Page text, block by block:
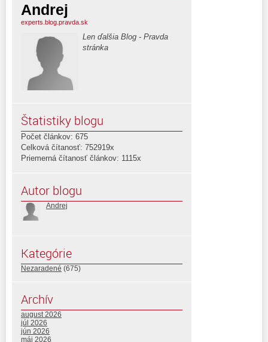
Andrej
experts.blog.pravda.sk
Len ďalšia Blog - Pravda
stránka
Štatistiky blogu
Počet článkov: 675
Celková čítanosť: 752919x
Priemerná čítanosť článkov: 1115x
Autor blogu
Andrej
Kategórie
Nezaradené (675)
Archív
august 2026
júl 2026
jún 2026
máj 2026